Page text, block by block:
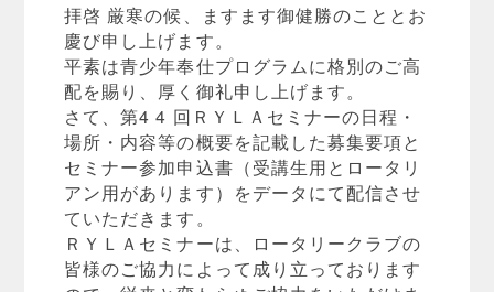
拝啓 厳寒の候、ますます御健勝のこととお
慶び申し上げます。
平素は青少年奉仕プログラムに格別のご高
配を賜り、厚く御礼申し上げます。
さて、第4 4 回ＲＹＬＡセミナーの日程・
場所・内容等の概要を記載した募集要項と
セミナー参加申込書（受講生用とロータリ
アン用があります）をデータにて配信させ
ていただきます。
ＲＹＬＡセミナーは、ロータリークラブの
皆様のご協力によって成り立っております